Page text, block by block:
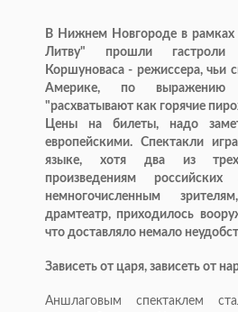
В Нижнем Новгороде в
Литву" прошли гастроли
Коршуноваса - режиссера, чьи
Америке, по выражению
"расхватывают как горячие
Цены на билеты, надо
европейскими. Спектакли
языке, хотя два из
произведениям
немногочисленным
драмтеатр, приходилось
что доставляло немало
Зависеть от царя, зависеть от
Аншлаговым спектаклем